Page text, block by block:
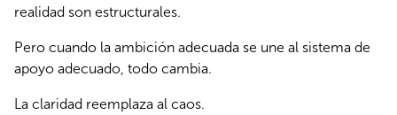
realidad son estructurales.
Pero cuando la ambición adecuada se une al sistema de
apoyo adecuado, todo cambia.
La claridad reemplaza al caos.